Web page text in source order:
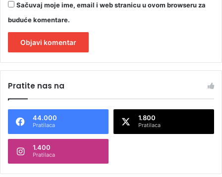
Sačuvaj moje ime, email i web stranicu u ovom browseru za
buduće komentare.
t
n
t
Pratite nas na
44.000
Pratilaca
1.800
Pratilaca
1.400
Pratilaca